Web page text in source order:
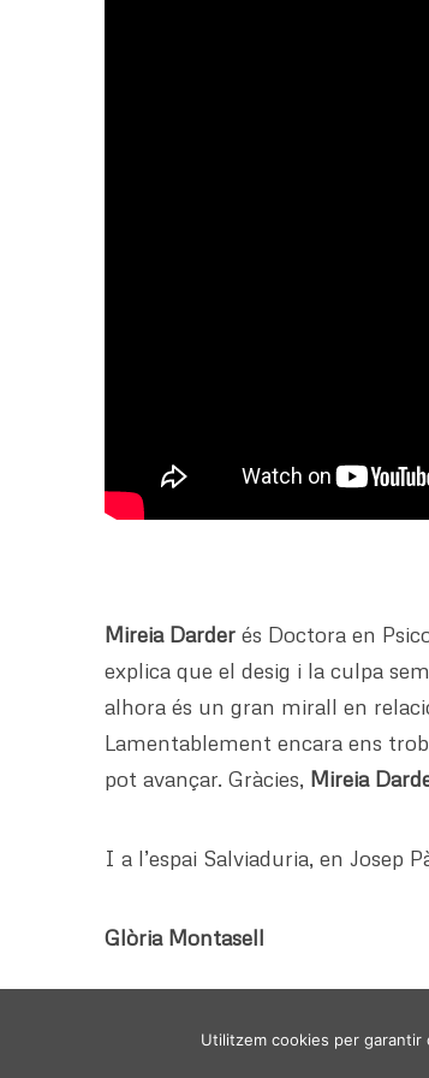
Mireia Darder és Doctora en
explica que el desig i la culpa
alhora és un gran mirall en
Lamentablement encara ens
pot avançar. Gràcies, Mireia
I a l’espai Salviaduria, en Josep
Glòria Montasell
Utilitzem cookies per